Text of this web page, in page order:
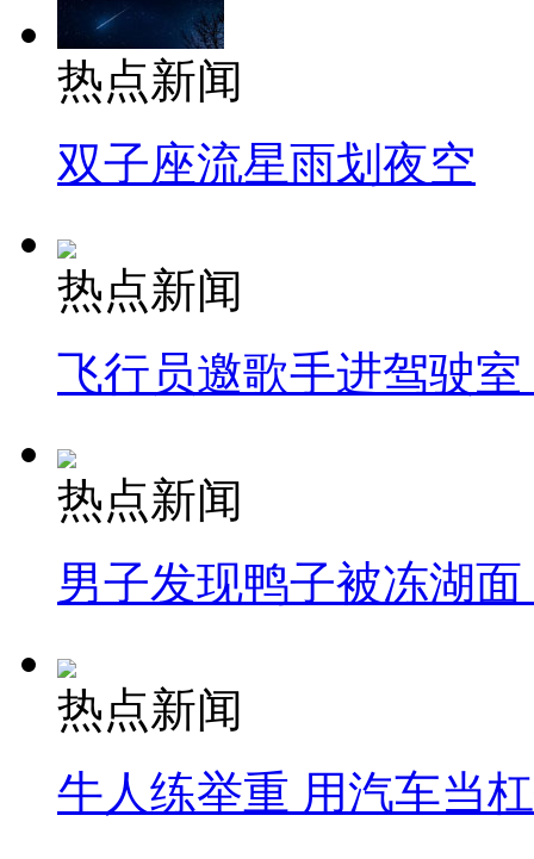
热点新闻
双子座流星雨划夜空
热点新闻
飞行员邀歌手进驾驶
热点新闻
男子发现鸭子被冻湖
热点新闻
牛人练举重 用汽车当